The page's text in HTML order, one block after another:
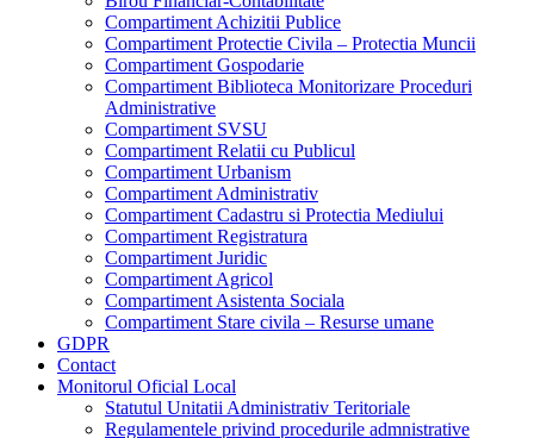
Compartiment Achizitii Publice
Compartiment Protectie Civila – Protectia Muncii
Compartiment Gospodarie
Compartiment Biblioteca Monitorizare Proceduri
Administrative
Compartiment SVSU
Compartiment Relatii cu Publicul
Compartiment Urbanism
Compartiment Administrativ
Compartiment Cadastru si Protectia Mediului
Compartiment Registratura
Compartiment Juridic
Compartiment Agricol
Compartiment Asistenta Sociala
Compartiment Stare civila – Resurse umane
GDPR
Contact
Monitorul Oficial Local
Statutul Unitatii Administrativ Teritoriale
Regulamentele privind procedurile admnistrative